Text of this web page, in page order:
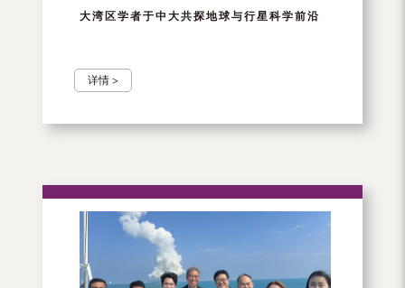
大湾区学者于中大共探地球与行星科学前沿
详情 >